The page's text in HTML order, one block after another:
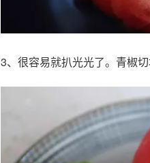
3、很容易就扒光光了。青椒